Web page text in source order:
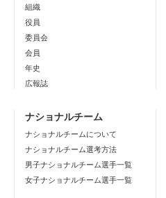
組織
役員
委員会
会員
年史
広報誌
ナショナルチーム
ナショナルチームについて
ナショナルチーム選考方法
男子ナショナルチーム選手一覧
女子ナショナルチーム選手一覧